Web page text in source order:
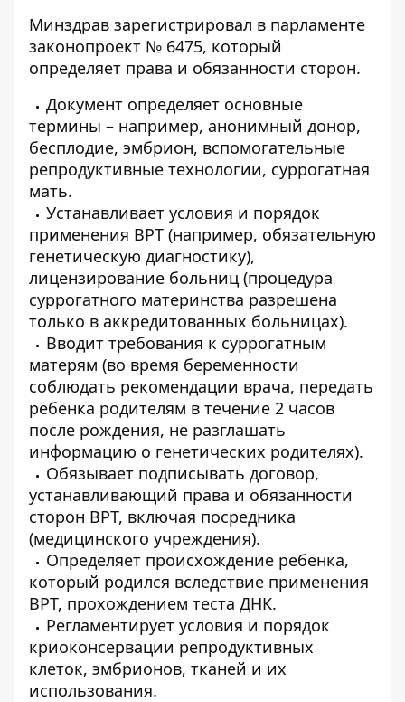
Минздрав зарегистрировал в парламенте
законопроект № 6475, который
определяет права и обязанности сторон.
Документ определяет основные
термины – например, анонимный донор,
бесплодие, эмбрион, вспомогательные
репродуктивные технологии, суррогатная
мать.
Устанавливает условия и порядок
применения ВРТ (например, обязательную
генетическую диагностику),
лицензирование больниц (процедура
суррогатного материнства разрешена
только в аккредитованных больницах).
Вводит требования к суррогатным
матерям (во время беременности
соблюдать рекомендации врача, передать
ребёнка родителям в течение 2 часов
после рождения, не разглашать
информацию о генетических родителях).
Обязывает подписывать договор,
устанавливающий права и обязанности
сторон ВРТ, включая посредника
(медицинского учреждения).
Определяет происхождение ребёнка,
который родился вследствие применения
ВРТ, прохождением теста ДНК.
Регламентирует условия и порядок
криоконсервации репродуктивных
клеток, эмбрионов, тканей и их
использования.